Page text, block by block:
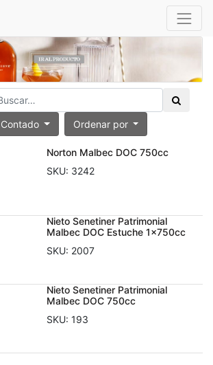
Ordenar por
Norton Malbec DOC 750cc
SKU: 3242
Nieto Senetiner Patrimonial
Malbec DOC Estuche 1x750cc
SKU: 2007
Nieto Senetiner Patrimonial
Malbec DOC 750cc
SKU: 193